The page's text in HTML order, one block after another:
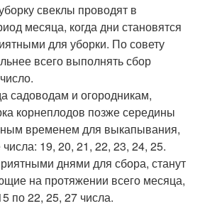
свеклы проводят в
месяца, когда дни становятся
для уборки. По совету
всего выполнять сбор
садоводам и огородникам,
корнеплодов позже середины
временем для выкапывания,
19, 20, 21, 22, 23, 24, 25.
днями для сбора, станут
на протяжении всего месяца,
по 22, 25, 27 числа.